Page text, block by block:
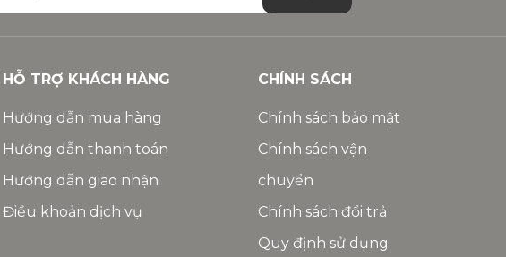
HỖ TRỢ KHÁCH HÀNG
Hướng dẫn mua hàng
Hướng dẫn thanh toán
Hướng dẫn giao nhận
Điều khoản dịch vụ
CHÍNH SÁCH
Chính sách bảo mật
Chính sách vận
chuyển
Chính sách đổi trả
Quy định sử dụng